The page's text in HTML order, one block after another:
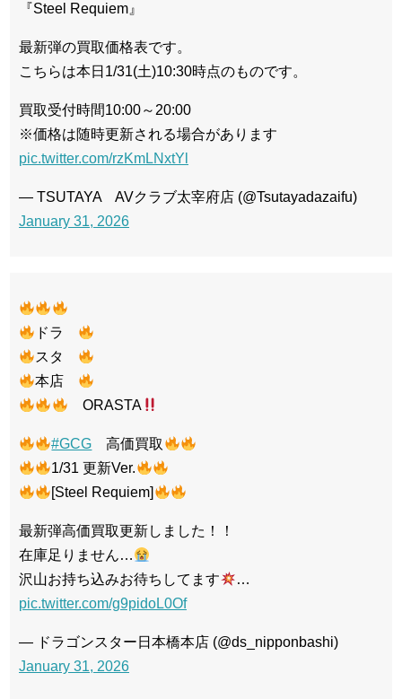
『Steel Requiem』
最新弾の買取価格表です。
こちらは本日1/31(土)10:30時点のものです。
買取受付時間10:00～20:00
※価格は随時更新される場合があります
pic.twitter.com/rzKmLNxtYl
— TSUTAYA AVクラブ太宰府店 (@Tsutayadazaifu)
January 31, 2026
ドラ
スタ
本店
ORASTA
#GCG 高価買取
1/31 更新Ver.
[Steel Requiem]
最新弾高価買取更新しました！！
在庫足りません…
沢山お持ち込みお待ちしてます
…
pic.twitter.com/g9pidoL0Of
— ドラゴンスター日本橋本店 (@ds_nipponbashi)
January 31, 2026